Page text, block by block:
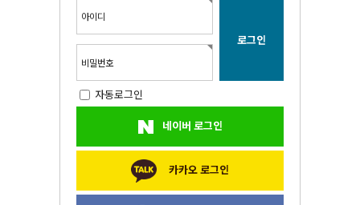
아이디
비밀번호
자동로그인
네이버 로그인
카카오 로그인
국비지원 무료교육
BIM 건축설계 및 실내건축설계(캐드(CAD),맥스(MAX),레빗(REVIT))실무자 양성과정
React, Veu 프레임워크 기반 프론트엔드 개발 양성 지원